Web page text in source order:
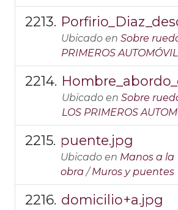
Ubicado en Sobre
PRIMEROS
Ubicado en Sobre
LOS PRIMEROS
puente.jpg
Ubicado en Manos a la
obra /Muros y puentes
domicilio+a.jpg